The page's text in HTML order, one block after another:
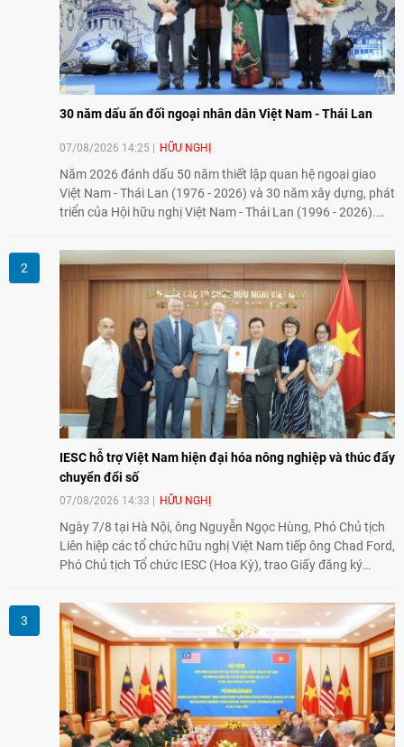
30 năm dấu ấn đối ngoại nhân dân Việt Nam - Thái Lan
07/08/2026 14:25 HỮU NGHỊ
Năm 2026 đánh dấu 50 năm thiết lập quan hệ ngoại giao
Việt Nam - Thái Lan (1976 - 2026) và 30 năm xây dựng, phát
triển của Hội hữu nghị Việt Nam - Thái Lan (1996 - 2026).
tình hữu nghị, đồng thời từng bước mở rộng hoạt động từ
giao lưu truyền thống sang kết nối địa phương, doanh
nghiệp, giáo dục, văn hóa và thế hệ trẻ, góp phần tăng
cường sự hiểu biết và hợp tác giữa nhân dân hai nước.
IESC hỗ trợ Việt Nam hiện đại hóa nông nghiệp và thúc đẩy
chuyển đổi số
07/08/2026 14:33 HỮU NGHỊ
Ngày 7/8 tại Hà Nội, ông Nguyễn Ngọc Hùng, Phó Chủ tịch
Liên hiệp các tổ chức hữu nghị Việt Nam tiếp ông Chad Ford,
Phó Chủ tịch Tổ chức IESC (Hoa Kỳ), trao Giấy đăng ký
đổi về định hướng triển khai Dự án "Mở rộng Thương mại
Nông nghiệp và An toàn thực phẩm Hoa Kỳ - Việt Nam",
hướng tới thúc đẩy chuyển đổi số, hiện đại hóa nông nghiệp
và mở rộng hợp tác phát triển giữa hai nước.